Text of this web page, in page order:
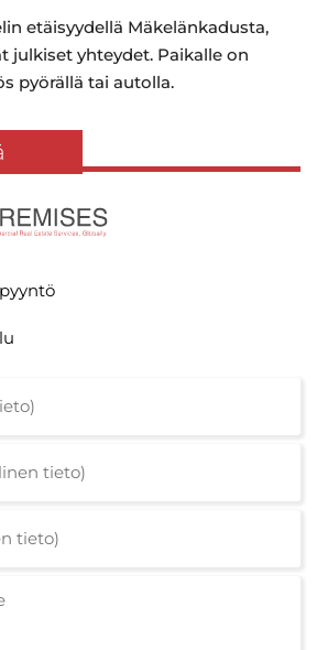
etäisyydellä Mäkelänkadusta,
julkiset yhteydet. Paikalle on
pyörällä tai autolla.